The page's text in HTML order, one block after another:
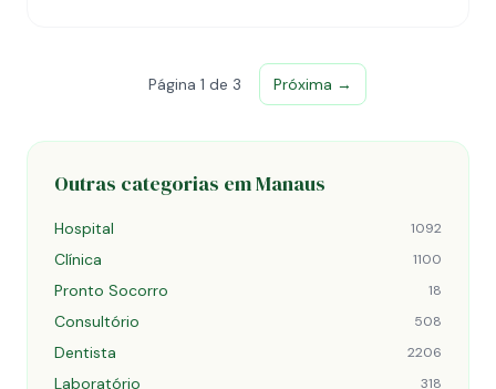
Página 1 de 3 Próxima →
Outras categorias em Manaus
Hospital 1092
Clínica 1100
Pronto Socorro 18
Consultório 508
Dentista 2206
Laboratório 318